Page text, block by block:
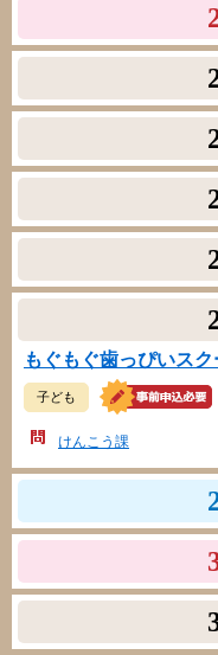
もぐもぐ歯っぴいスク
子ども
けんこう課